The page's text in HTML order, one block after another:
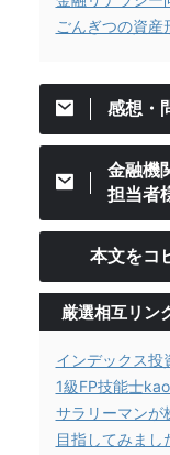
ごんぎつの資産
感想・
金融機
担当者
本文をコ
厳選相互リン
インデックス投
1級FP技能士
サラリーマンが
目指してみまし